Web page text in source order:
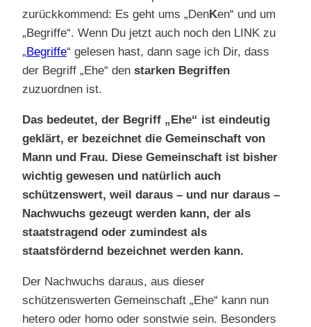
zurückkommend: Es geht ums „DenKen“ und um
„Begriffe“. Wenn Du jetzt auch noch den LINK zu
„ Begriffe“ gelesen hast, dann sage ich Dir, dass
der Begriff „Ehe“ den starken Begriffen
zuzuordnen ist.
Das bedeutet, der Begriff „Ehe“ ist eindeutig
geklärt, er bezeichnet die Gemeinschaft von
Mann und Frau. Diese Gemeinschaft ist bisher
wichtig gewesen und natürlich auch
schützenswert, weil daraus – und nur daraus –
Nachwuchs gezeugt werden kann, der als
staatstragend oder zumindest als
staatsfördernd bezeichnet werden kann.
Der Nachwuchs daraus, aus dieser
schützenswerten Gemeinschaft „Ehe“ kann nun
hetero oder homo oder sonstwie sein. Besonders